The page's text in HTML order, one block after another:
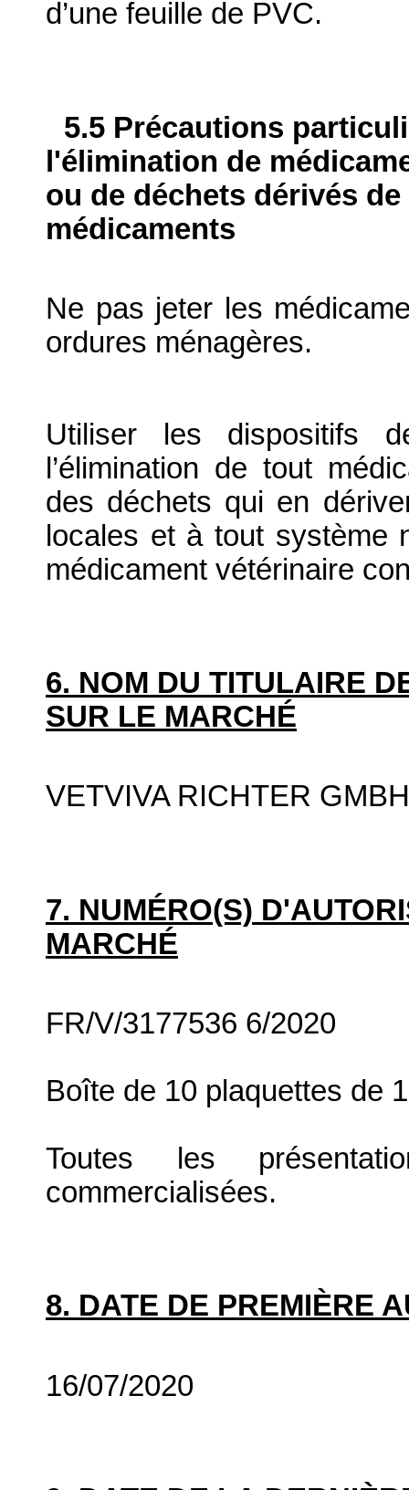
d’une feuille de PVC.
5.5 Précautions
l'élimination de
ou de déchets dérivés
médicaments
Ne pas jeter les
ordures ménagères.
Utiliser les dispositifs
l’élimination de tout
des déchets qui en
locales et à tout système
médicament vétérinaire
6. NOM DU TITULAIRE
SUR LE MARCHÉ
VETVIVA RICHTER GMBH
7. NUMÉRO(S)
MARCHÉ
FR/V/3177536 6/2020
Boîte de 10 plaquettes de
Toutes les
commercialisées.
8. DATE DE PREMIÈRE
16/07/2020